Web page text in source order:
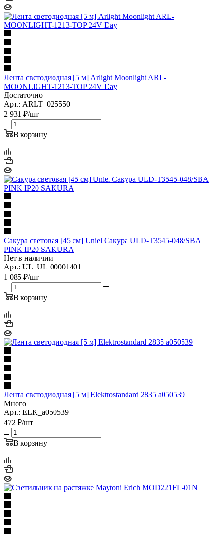
Лента светодиодная [5 м] Arlight Moonlight ARL-
MOONLIGHT-1213-TOP 24V Day
Достаточно
Арт.: ARLT_025550
2 931 ₽/шт
В корзину
Сакура световая [45 см] Uniel Сакура ULD-T3545-048/SBA
PINK IP20 SAKURA
Нет в наличии
Арт.: UL_UL-00001401
1 085 ₽/шт
В корзину
Лента светодиодная [5 м] Elektrostandard 2835 a050539
Много
Арт.: ELK_a050539
472 ₽/шт
В корзину